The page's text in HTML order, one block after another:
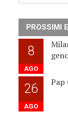
PROSSIMI
8
AGO
26
AGO
Pap